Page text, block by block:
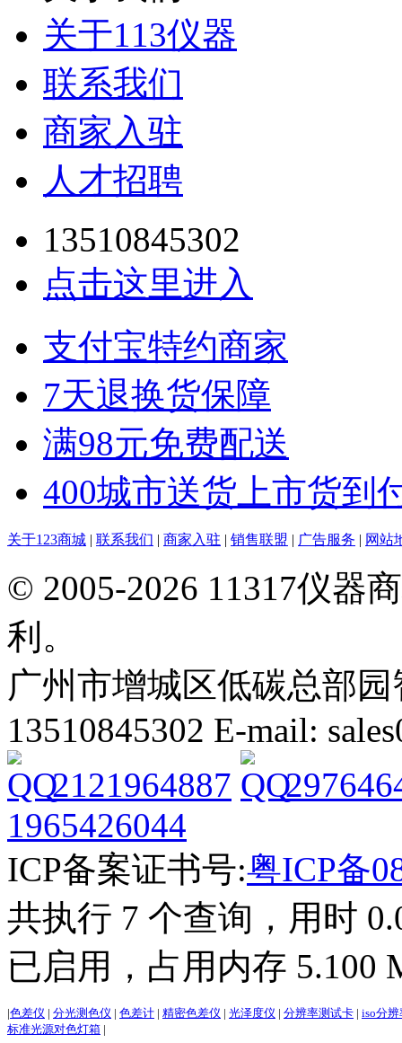
关于113仪器
联系我们
商家入驻
人才招聘
13510845302
点击这里进入
支付宝特约商家
7天退换货保障
满98元免费配送
400城市送货上市货到
关于123商城 | 联系我们 | 商家入驻 | 销售联盟 | 广告服务 | 网站
© 2005-2026 11317仪器
利。
广州市增城区低碳总部
13510845302 E-mail:
2121964887
1965426044
ICP备案证书号:粤ICP备
共执行 7 个查询，用时
已启用，占用内存 5.100
|色差仪 | 分光测色仪 | 色差计 | 精密色差仪 | 光泽度仪 | 分辨率测试卡 | iso分
标准光源对色灯箱 |